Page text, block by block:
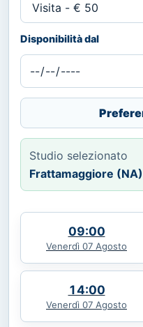
Disponibilità dal
Studio selezionato
Frattamaggiore
09:00
Venerdì 07 Agosto
14:00
Venerdì 07 Agosto